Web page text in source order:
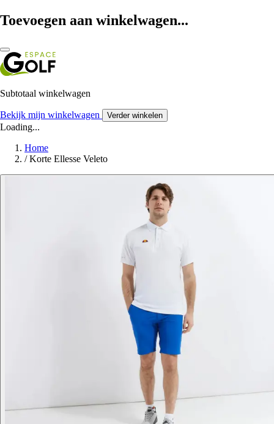
Toevoegen aan winkelwagen...
Subtotaal winkelwagen
Bekijk mijn winkelwagen Verder winkelen
Loading...
Home
/ Korte Ellesse Veleto